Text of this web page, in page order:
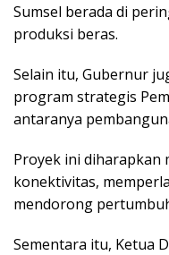
Sumsel berada di
produksi beras.
Selain itu, Gubernur
program strategis
antaranya
Proyek ini diharapkan
konektivitas,
mendorong
Sementara itu, Ketua